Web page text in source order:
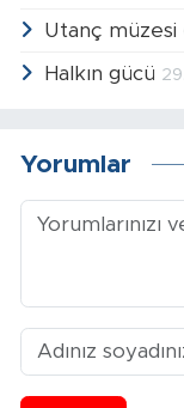
Utanç müzesi
Halkın gücü
Yorumlar